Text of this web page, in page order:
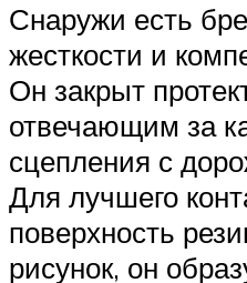
Снаружи есть
жесткости и
Он закрыт
отвечающим за
сцепления с
Для лучшего
поверхность
рисунок, он